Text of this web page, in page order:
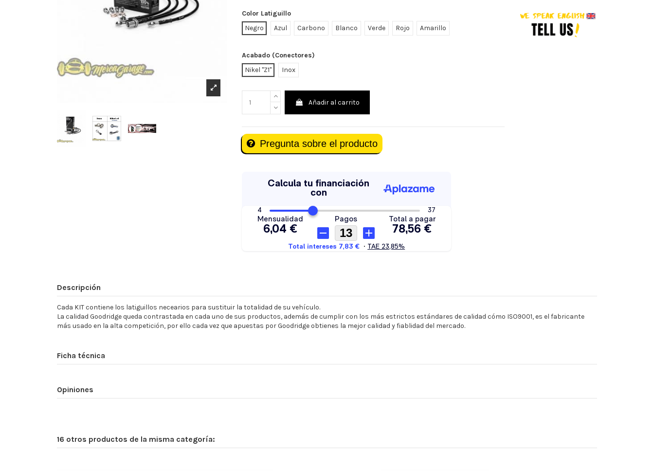
Color Latiguillo
Negro
Azul Carbono Blanco Verde Rojo Amarillo
Acabado (Conectores)
Nikel "Z1"
Inox
Añadir al carrito
Pregunta sobre el producto
Descripción
Cada KIT contiene los latiguillos necearios para sustituir la totalidad de su vehículo.
La calidad Goodridge queda contrastada en cada uno de sus productos, además de cumplir con los más estrictos estándares de calidad cómo ISO9001, es el fabricante
más usado en la alta competición, por ello cada vez que apuestas por Goodridge obtienes la mejor calidad y fiablidad del mercado.
Ficha técnica
Opiniones
16 otros productos de la misma categoría: